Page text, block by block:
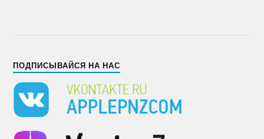
ПОДПИСЫВАЙСЯ НА НАС